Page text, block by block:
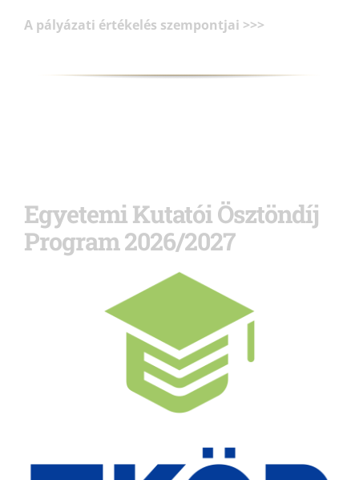
A pályázati értékelés szempontjai >>>
Egyetemi Kutatói Ösztöndíj
Program 2026/2027